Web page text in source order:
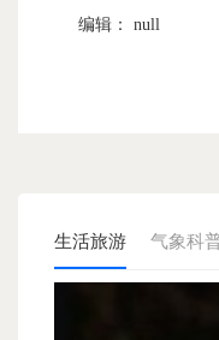
编辑： null
生活旅游 气象科